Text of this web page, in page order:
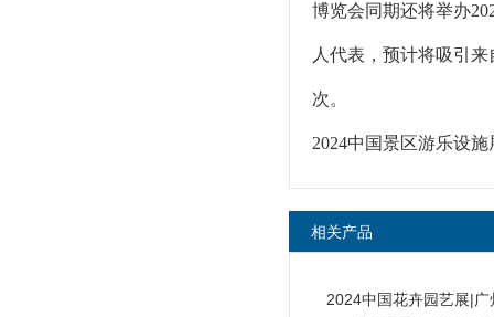
博览会同期还将举办
人代表，预计将吸引
次。
2024中国景区游乐设
相关产品